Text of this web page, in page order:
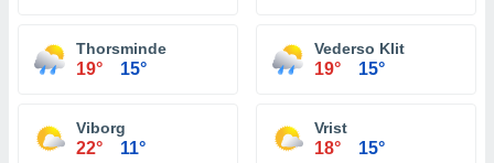
Thorsminde
19° 15°
Vederso Klit
19° 15°
Viborg
22° 11°
Vrist
18° 15°